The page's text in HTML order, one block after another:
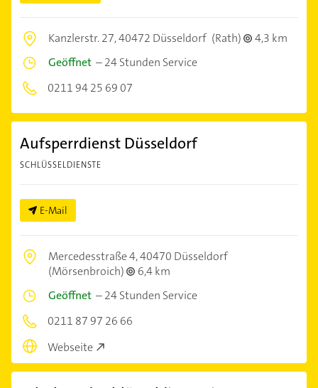
Kanzlerstr. 27,40472 Düsseldorf (Rath)
4,3 km
Geöffnet –24 Stunden Service
0211 94 25 69 07
Aufsperrdienst Düsseldorf
SCHLÜSSELDIENSTE
E-Mail
Mercedesstraße 4,40470 Düsseldorf
(Mörsenbroich)
6,4 km
Geöffnet –24 Stunden Service
0211 87 97 26 66
Webseite